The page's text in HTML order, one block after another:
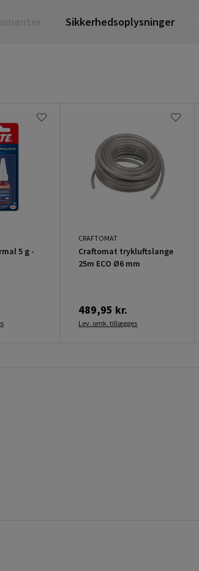
Sikkerhedsoplysninger
5 g -
CRAFTOMAT
Craftomat trykluftslange
25m ECO Ø6 mm
489,95 kr.
Lev. omk. tillægges